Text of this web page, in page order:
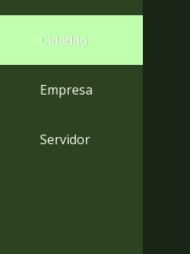
rodapé
Cidadão
Empresa
Servidor